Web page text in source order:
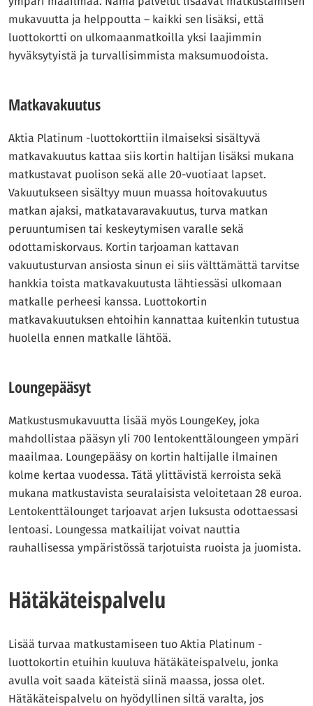
mukavuutta ja helppoutta – kaikki sen lisäksi, että
luottokortti on ulkomaanmatkoilla yksi laajimmin
hyväksytyistä ja turvallisimmista maksumuodoista.
Matkavakuutus
Aktia Platinum -luottokorttiin ilmaiseksi sisältyvä
matkavakuutus kattaa siis kortin haltijan lisäksi mukana
matkustavat puolison sekä alle 20-vuotiaat lapset.
Vakuutukseen sisältyy muun muassa hoitovakuutus
matkan ajaksi, matkatavaravakuutus, turva matkan
peruuntumisen tai keskeytymisen varalle sekä
odottamiskorvaus. Kortin tarjoaman kattavan
vakuutusturvan ansiosta sinun ei siis välttämättä tarvitse
hankkia toista matkavakuutusta lähtiessäsi ulkomaan
matkalle perheesi kanssa. Luottokortin
matkavakuutuksen ehtoihin kannattaa kuitenkin tutustua
huolella ennen matkalle lähtöä.
Loungepääsyt
Matkustusmukavuutta lisää myös LoungeKey, joka
mahdollistaa pääsyn yli 700 lentokenttäloungeen ympäri
maailmaa. Loungepääsy on kortin haltijalle ilmainen
kolme kertaa vuodessa. Tätä ylittävistä kerroista sekä
mukana matkustavista seuralaisista veloitetaan 28 euroa.
Lentokenttälounget tarjoavat arjen luksusta odottaessasi
lentoasi. Loungessa matkailijat voivat nauttia
rauhallisessa ympäristössä tarjotuista ruoista ja juomista.
Hätäkäteispalvelu
Lisää turvaa matkustamiseen tuo Aktia Platinum -
luottokortin etuihin kuuluva hätäkäteispalvelu, jonka
avulla voit saada käteistä siinä maassa, jossa olet.
Hätäkäteispalvelu on hyödyllinen siltä varalta, jos